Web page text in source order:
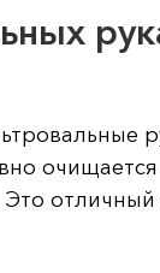
очищается
отличный